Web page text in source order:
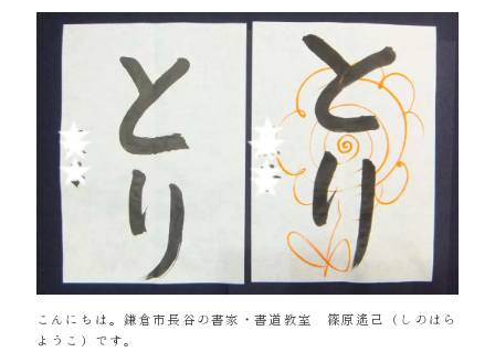
こんにちは。鎌倉市長谷の書家・書道教室 篠原遙己（しのはら
ようこ）です。